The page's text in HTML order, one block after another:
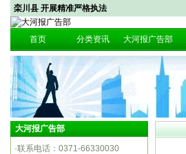
栾川县 开展精准严格执法
首页 分类资讯 大河报广告部
大河报广告部
·联系电话：0371-66330030